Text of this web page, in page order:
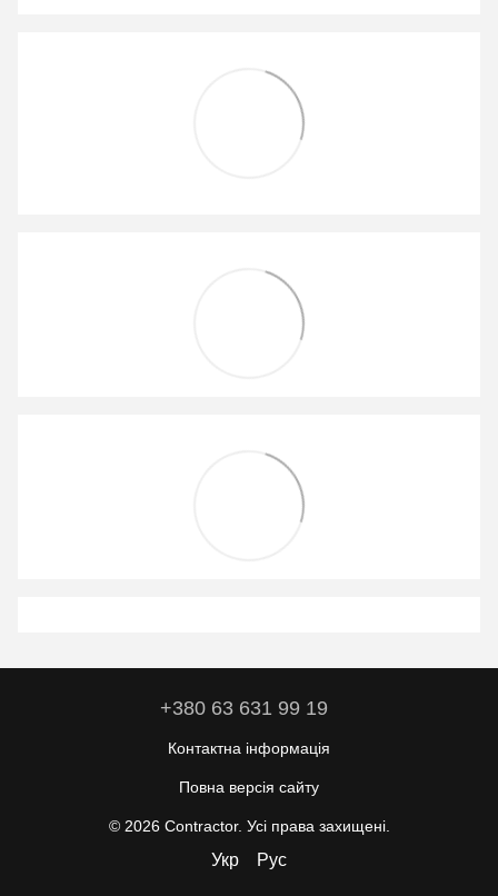
+380 63 631 99 19
Контактна інформація
Повна версія сайту
© 2026 Contractor. Усі права захищені.
Укр Рус